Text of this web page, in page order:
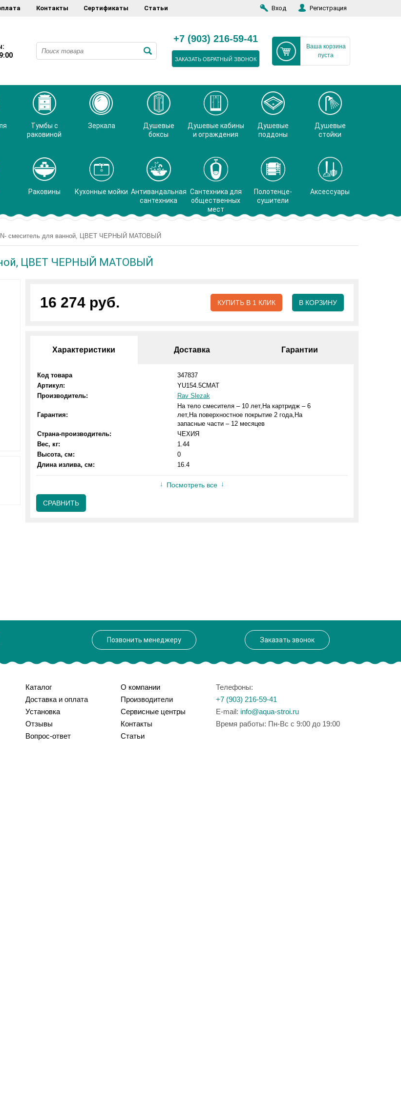
Контакты Сертификаты Статьи Вход Регистрация
+7 (903) 216-59-41
ЗАКАЗАТЬ ОБРАТНЫЙ ЗВОНОК
Ваша корзина
пуста
Тумбы с
раковиной
Зеркала
Душевые
боксы
Душевые кабины
и ограждения
Душевые
поддоны
Душевые
стойки
Раковины Кухонные мойки Антивандальная
сантехника
Сантехника для
общественных
мест
Полотенце-
сушители
Аксессуары
смеситель для ванной, ЦВЕТ ЧЕРНЫЙ МАТОВЫЙ
ЦВЕТ ЧЕРНЫЙ МАТОВЫЙ
16 274 руб. КУПИТЬ В 1 КЛИК В КОРЗИНУ
Характеристики Доставка Гарантии
Код товара
347837
Артикул:
YU154.5CMAT
Производитель:
Rav Slezak
Гарантия:
На тело смесителя – 10 лет,На картридж – 6
лет,На поверхностное покрытие 2 года,На
запасные части – 12 месяцев
Страна-производитель:
ЧЕХИЯ
Вес, кг:
1.44
Высота, см:
0
Длина излива, см:
16.4
Посмотреть все
СРАВНИТЬ
Позвонить менеджеру Заказать звонок
Каталог
Доставка и оплата
Установка
Отзывы
Вопрос-ответ
О компании
Производители
Сервисные центры
Контакты
Статьи
Телефоны:
+7 (903) 216-59-41
E-mail: info@aqua-stroi.ru
Время работы: Пн-Вс с 9:00 до 19:00